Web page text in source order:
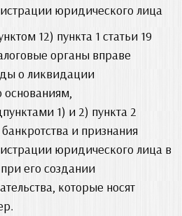
юридического лица
12) пункта 1 статьи 19
органы вправе
о ликвидации
основаниям,
1) и 2) пункта 2
и признания
юридического лица в
его создании
которые носят